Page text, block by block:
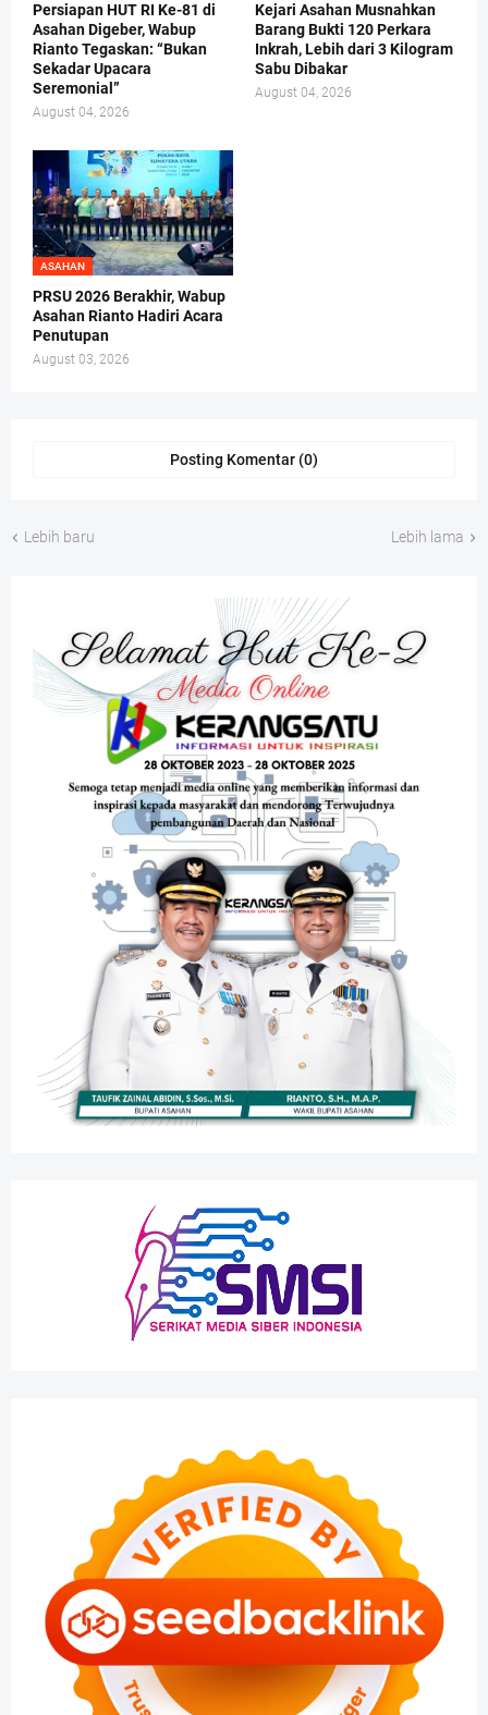
Persiapan HUT RI Ke-81 di
Asahan Digeber, Wabup
Rianto Tegaskan: “Bukan
Sekadar Upacara
Seremonial”
August 04, 2026
Kejari Asahan Musnahkan
Barang Bukti 120 Perkara
Inkrah, Lebih dari 3 Kilogram
Sabu Dibakar
August 04, 2026
ASAHAN
PRSU 2026 Berakhir, Wabup
Asahan Rianto Hadiri Acara
Penutupan
August 03, 2026
Posting Komentar (0)
Lebih baru Lebih lama